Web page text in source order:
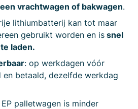
vrachtwagen of bakwagen.
lithiumbatterij kan tot maar
gebruikt worden en is snel
laden.
: op werkdagen vóór
en betaald, dezelfde werkdag
palletwagen is minder